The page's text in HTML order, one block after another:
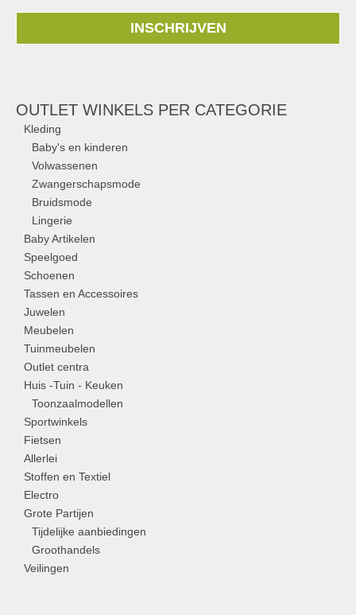
INSCHRIJVEN
OUTLET WINKELS PER CATEGORIE
Kleding
Baby's en kinderen
Volwassenen
Zwangerschapsmode
Bruidsmode
Lingerie
Baby Artikelen
Speelgoed
Schoenen
Tassen en Accessoires
Juwelen
Meubelen
Tuinmeubelen
Outlet centra
Huis -Tuin - Keuken
Toonzaalmodellen
Sportwinkels
Fietsen
Allerlei
Stoffen en Textiel
Electro
Grote Partijen
Tijdelijke aanbiedingen
Groothandels
Veilingen